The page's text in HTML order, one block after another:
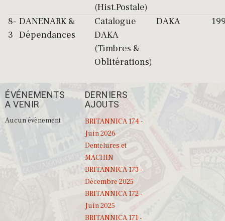
(Hist.Postale)
8-
3
DANENARK &
Dépendances
Catalogue
DAKA
(Timbres &
Oblitérations)
DAKA
ÉVÉNEMENTS
A VENIR
Aucun évènement
DERNIERS
AJOUTS
BRITANNICA 174 -
Juin 2026
Dentelures et
MACHIN
BRITANNICA 173 -
Décembre 2025
BRITANNICA 172 -
Juin 2025
BRITANNICA 171 -